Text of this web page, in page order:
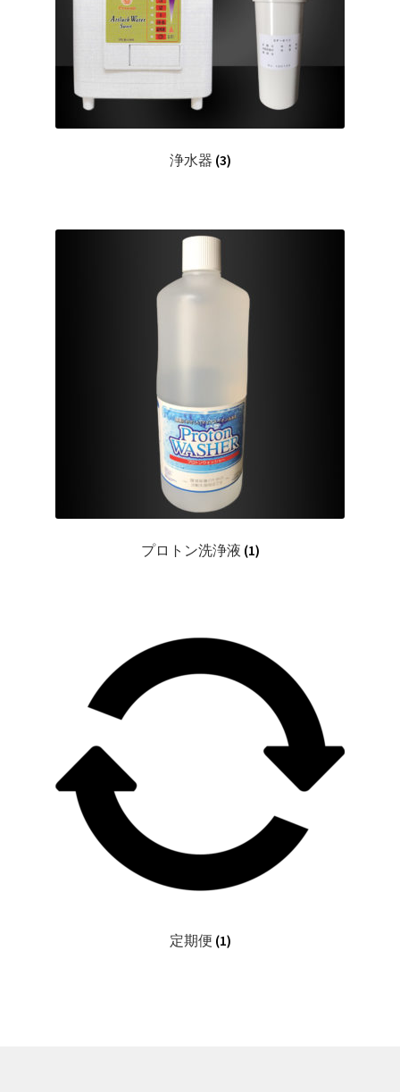
浄水器 (3)
プロトン洗浄液 (1)
定期便 (1)